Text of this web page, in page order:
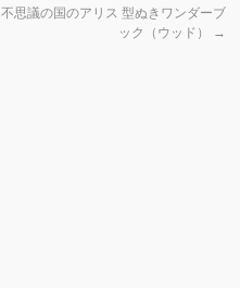
不思議の国のアリス 型ぬきワンダーブ
ック（ウッド）
→